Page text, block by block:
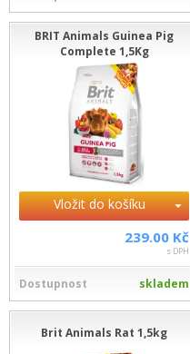
BRIT Animals Guinea Pig
Complete 1,5Kg
Vložit do košíku
239.00 Kč
s DPH
Dostupnost skladem
Brit Animals Rat 1,5kg